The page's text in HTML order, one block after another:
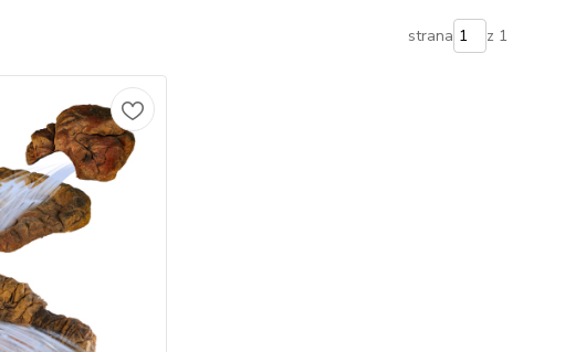
strana z 1